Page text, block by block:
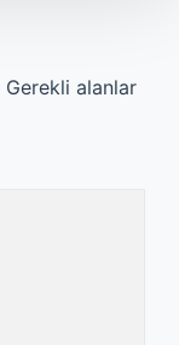
Gerekli alanlar